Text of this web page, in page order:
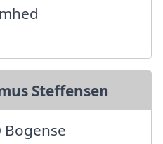
Steffensen
Bogense